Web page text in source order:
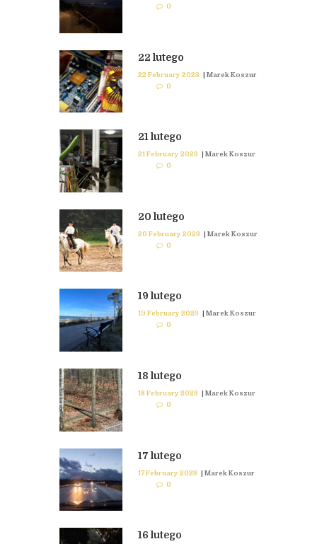
0
22 lutego
22 February 2023 | Marek Koszur
0
21 lutego
21 February 2023 | Marek Koszur
0
20 lutego
20 February 2023 | Marek Koszur
0
19 lutego
19 February 2023
Marek Koszur
0
18 lutego
18 February 2023 | Marek Koszur
0
17 lutego
17 February 2023 | Marek Koszur
0
16 lutego